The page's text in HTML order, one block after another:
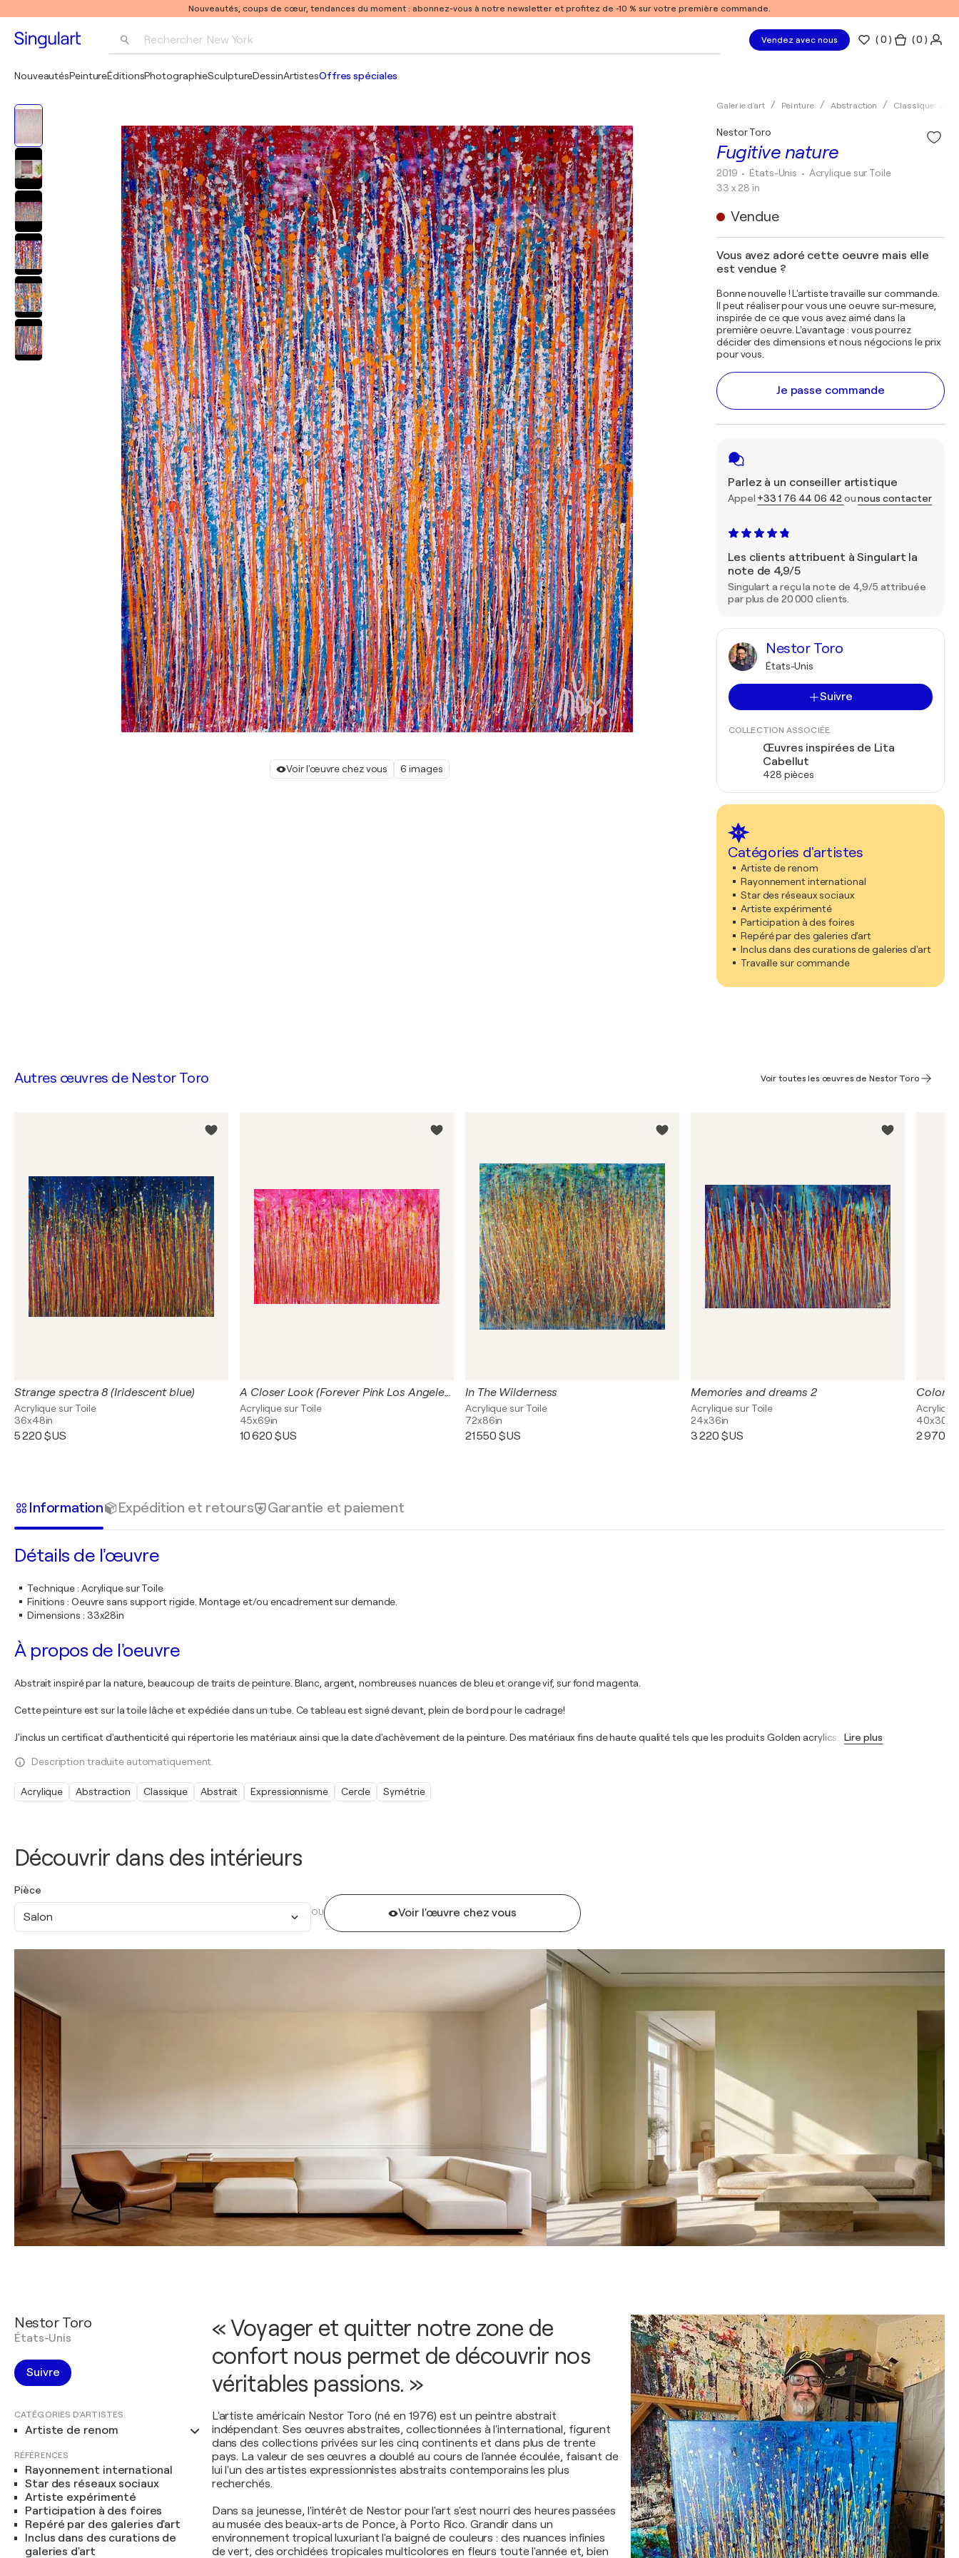
Nouveautés, coups de cœur, tendances du moment : abonnez-vous à notre newsletter et profitez de -10 % sur votre première commande.
Rechercher New York
Pablo Picasso
Vendez avec nous (0 ) ( 0 )
NouveautésPeintureÉditionsPhotographieSculptureDessinArtistesOffres spéciales
Voir l'œuvre chez vous 6 images
Galerie d'art Peinture Abstraction Classique
Fugitive nature
Nestor Toro
2019 • États-Unis • Acrylique sur Toile
33 x 28 in
Vendue
Vous avez adoré cette oeuvre mais elle
est vendue ?
Bonne nouvelle ! L'artiste travaille sur commande.
Il peut réaliser pour vous une oeuvre sur-mesure,
inspirée de ce que vous avez aimé dans la
première oeuvre. L'avantage : vous pourrez
décider des dimensions et nous négocions le prix
pour vous.
Je passe commande
Parlez à un conseiller artistique
Appel +33 1 76 44 06 42 ounous contacter
Les clients attribuent à Singulart la
note de 4,9/5
Singulart a reçu la note de 4,9/5 attribuée
par plus de 20 000 clients.
Nestor Toro
États-Unis
Suivre
COLLECTION ASSOCIÉE
Œuvres inspirées de Lita
Cabellut
428 pièces
Catégories d'artistes
Artiste de renom
Rayonnement international
Star des réseaux sociaux
Artiste expérimenté
Participation à des foires
Repéré par des galeries d'art
Inclus dans des curations de galeries d'art
Travaille sur commande
Découvrir dans des intérieurs
Pièce
Salon OU Voir l'œuvre chez vous
Autres œuvres de Nestor Toro Voir toutes les œuvres de Nestor Toro
Strange spectra 8 (Iridescent blue)
Acrylique sur Toile
36x48in
5 220 $US
A Closer Look (Forever Pink Los Angeles Sunset)
Acrylique sur Toile
45x69in
10 620 $US
In The Wilderness
Acrylique sur Toile
72x86in
21 550 $US
Memories and dreams 2
Acrylique sur Toile
24x36in
3 220 $US
Color
40x30in
2 970
Information Expédition et retours Garantie et paiement
Détails de l'œuvre
Technique: Acrylique sur Toile
Finitions : Oeuvre sans support rigide. Montage et/ou encadrement sur demande.
Dimensions : 33x28in
À propos de l'oeuvre
Abstrait inspiré par la nature, beaucoup de traits de peinture. Blanc, argent, nombreuses nuances de bleu et orange vif, sur fond magenta.
Cette peinture est sur la toile lâche et expédiée dans un tube. Ce tableau est signé devant, plein de bord pour le cadrage!
J'inclus un certificat d'authenticité qui répertorie les matériaux ainsi que la date d'achèvement de la peinture. Des matériaux fins de haute qualité tels que les produits Golden acrylics Lire plus
Description traduite automatiquement.
Acrylique Abstraction Classique Abstrait Expressionnisme Cercle Symétrie
Nestor Toro
États-Unis
Suivre
CATÉGORIES D'ARTISTES
Artiste de renom
RÉFÉRENCES
Rayonnement international
Star des réseaux sociaux
Artiste expérimenté
Participation à des foires
Repéré par des galeries d'art
Inclus dans des curations de
galeries d'art
« Voyager et quitter notre zone de
confort nous permet de découvrir nos
véritables passions. »
L'artiste américain Nestor Toro (né en 1976) est un peintre abstrait
indépendant. Ses œuvres abstraites, collectionnées à l'international, figurent
dans des collections privées sur les cinq continents et dans plus de trente
pays. La valeur de ses œuvres a doublé au cours de l'année écoulée, faisant de
lui l'un des artistes expressionnistes abstraits contemporains les plus
recherchés.
Dans sa jeunesse, l'intérêt de Nestor pour l'art s'est nourri des heures passées
au musée des beaux-arts de Ponce, à Porto Rico. Grandir dans un
environnement tropical luxuriant l'a baigné de couleurs : des nuances infinies
de vert, des orchidées tropicales multicolores en fleurs toute l'année et, bien